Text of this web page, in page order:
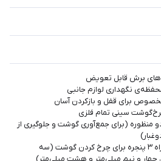
برش قابل تعویض
نگهداری لوازم جانبی
برای قفل و بازکردن آسان
سینی تمام فلزی
منظوره (برای جمع‌آوری گوشت و جلوگیری از
- به همراه ۳ پنجره برای چرخ کردن گوشت (سه
چهار و نیم میلی‌متر و هشت میلی‌متر)